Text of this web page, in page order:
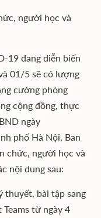
người học và
19 đang diễn biến
01/5 sẽ có lượng
cường phòng
cộng đồng, thực
ngày
phố Hà Nội, Ban
chức, người học và
nội dung sau:
thuyết, bài tập sang
từ ngày 4